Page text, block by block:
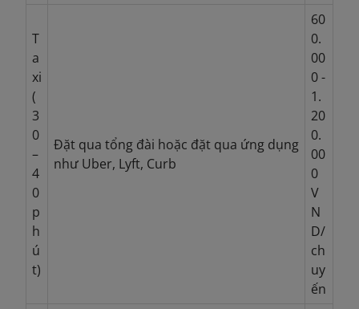
T
a
xi
(
3
0
–
4
0
p
h
ú
t)
Đặt qua tổng đài hoặc đặt qua ứng dụng
như Uber, Lyft, Curb
60
0.
00
0 -
1.
20
0.
00
0
V
N
D/
ch
uy
ến